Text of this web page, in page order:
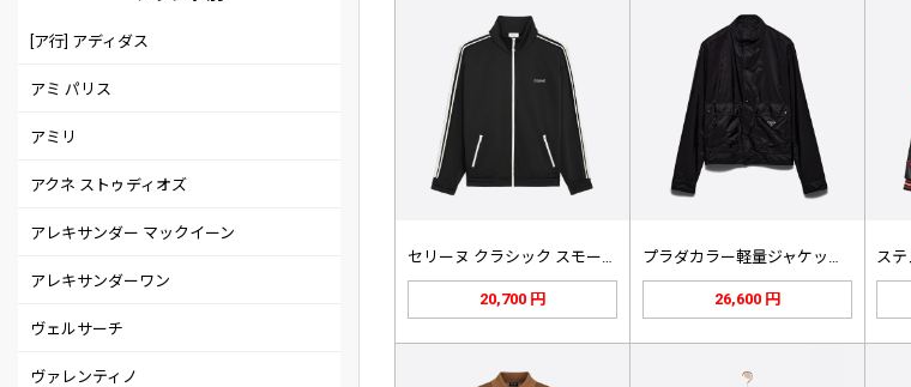
[ア行] アディダス
アミ パリス
アミリ
アクネ ストゥディオズ
アレキサンダー マックイーン
アレキサンダーワン
ヴェルサーチ
ヴァレンティノ
セリーヌ クラシック スモール ラベ…
20,700 円
プラダカラー軽量ジャケットブラック
26,600 円